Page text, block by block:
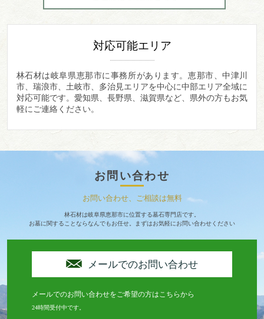
対応可能エリア
林石材は岐阜県恵那市に事務所があります。 恵那市、中津川
市、瑞浪市、土岐市、多治見エリアを中心に中部エリア全域に
対応可能です。愛知県、長野県、滋賀県など、県外の方もお気
軽にご連絡ください。
お問い合わせ
お問い合わせ、ご相談は無料
林石材は岐阜県恵那市に位置する墓石専門店です。
お墓に関することならなんでもお任せ。まずはお気軽にお問い合わせください
メールでのお問い合わせ
メールでのお問い合わせをご希望の方はこちらから
24時間受付中です。